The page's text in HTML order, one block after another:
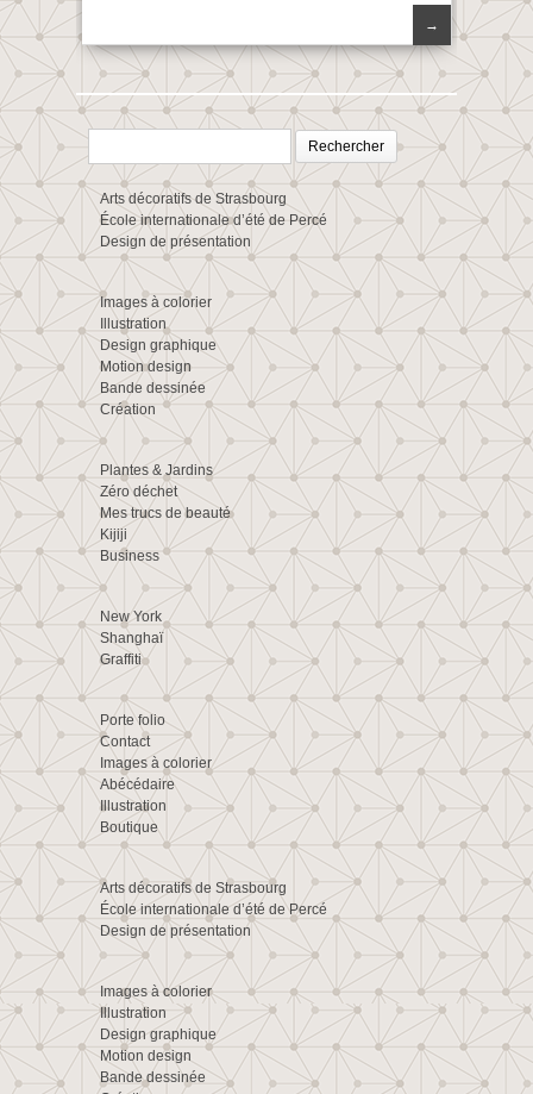
→
Rechercher :
Arts décoratifs de Strasbourg
École internationale d’été de Percé
Design de présentation
Images à colorier
Illustration
Design graphique
Motion design
Bande dessinée
Création
Plantes & Jardins
Zéro déchet
Mes trucs de beauté
Kijiji
Business
New York
Shanghaï
Graffiti
Porte folio
Contact
Images à colorier
Abécédaire
Illustration
Boutique
Arts décoratifs de Strasbourg
École internationale d’été de Percé
Design de présentation
Images à colorier
Illustration
Design graphique
Motion design
Bande dessinée